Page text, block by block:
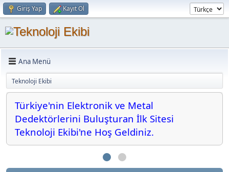
Giriş Yap Kayıt Ol
Ana Menü
Teknoloji Ekibi
Türkiye'nin Elektronik ve Metal
Dedektörlerini Buluşturan İlk Sitesi
Teknoloji Ekibi'ne Hoş Geldiniz.